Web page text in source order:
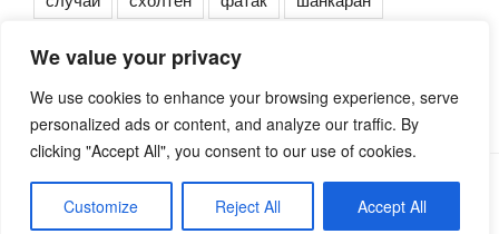
We value your privacy
We use cookies to enhance your browsing experience, serve
personalized ads or content, and analyze our traffic. By
clicking "Accept All", you consent to our use of cookies.
Customize Reject All Accept All
Сайт работает на WordPress